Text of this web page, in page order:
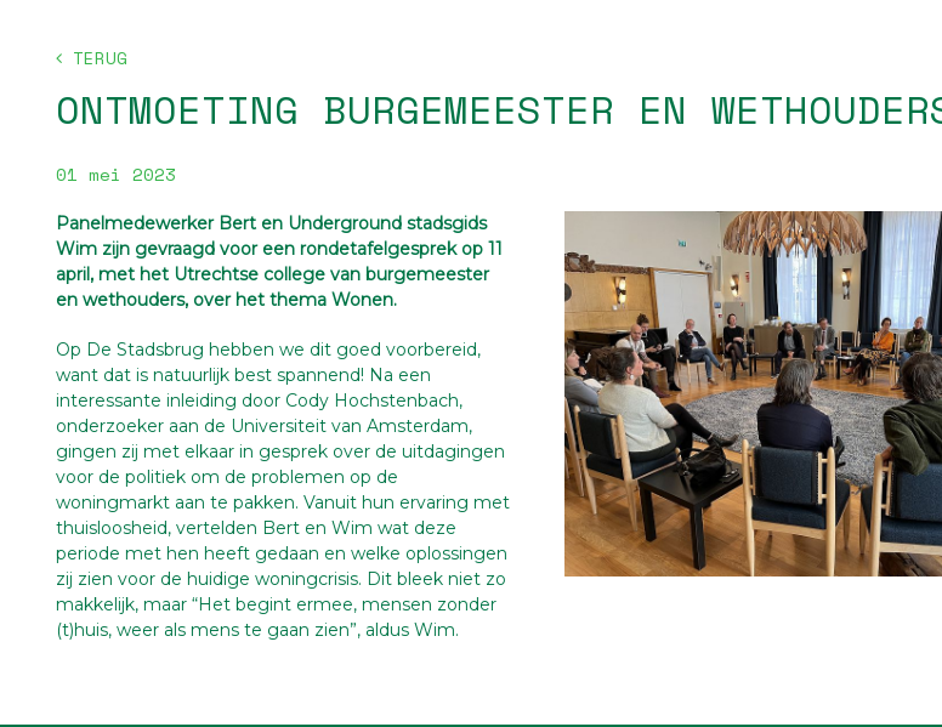
TERUG
ONTMOETING BURGEMEESTER EN
01 mei 2023
Panelmedewerker Bert en Underground stadsgids
Wim zijn gevraagd voor een rondetafelgesprek op 11
april, met het Utrechtse college van burgemeester
en wethouders, over het thema Wonen.
Op De Stadsbrug hebben we dit goed voorbereid,
want dat is natuurlijk best spannend! Na een
interessante inleiding door Cody Hochstenbach,
onderzoeker aan de Universiteit van Amsterdam,
gingen zij met elkaar in gesprek over de uitdagingen
voor de politiek om de problemen op de
woningmarkt aan te pakken. Vanuit hun ervaring met
thuisloosheid, vertelden Bert en Wim wat deze
periode met hen heeft gedaan en welke oplossingen
zij zien voor de huidige woningcrisis. Dit bleek niet zo
makkelijk, maar “Het begint ermee, mensen zonder
(t)huis, weer als mens te gaan zien”, aldus Wim.